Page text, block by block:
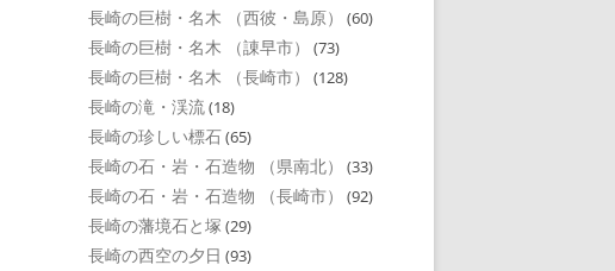
長崎の巨樹・名木 （西彼・島原） (60)
長崎の巨樹・名木 （諌早市） (73)
長崎の巨樹・名木 （長崎市） (128)
長崎の滝・渓流(18)
長崎の珍しい標石(65)
長崎の石・岩・石造物 （県南北） (33)
長崎の石・岩・石造物 （長崎市） (92)
長崎の藩境石と塚 (29)
長崎の西空の夕日 (93)